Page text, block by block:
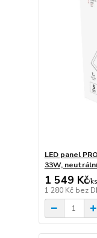
LED panel
33W,
1 549 Kč/ks
1 280 Kč bez